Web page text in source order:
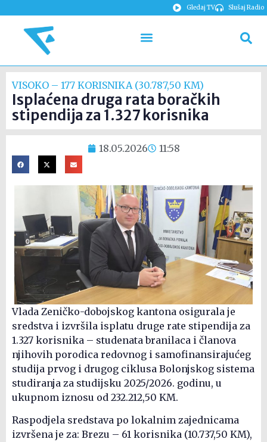
Gledaj TV Slušaj Radio
VISOKO – 177 KORISNIKA (30.787,50 KM)
Isplaćena druga rata boračkih
stipendija za 1.327 korisnika
18.05.2026 11:58
Vlada Zeničko-dobojskog kantona osigurala je
sredstva i izvršila isplatu druge rate stipendija za
1.327 korisnika – studenata branilaca i članova
njihovih porodica redovnog i samofinansirajućeg
studija prvog i drugog ciklusa Bolonjskog sistema
studiranja za studijsku 2025/2026. godinu, u
ukupnom iznosu od 232.212,50 KM.
Raspodjela sredstava po lokalnim zajednicama
izvršena je za: Brezu – 61 korisnika (10.737,50 KM),